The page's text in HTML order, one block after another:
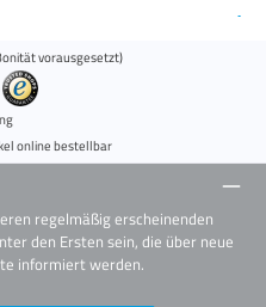
vorausgesetzt)
online bestellbar
regelmäßig erscheinenden
den Ersten sein, die über neue
informiert werden.